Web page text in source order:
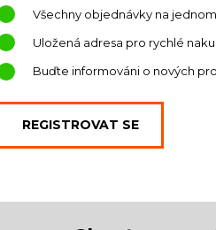
Všechny objednávky na
Uložená adresa pro rychlé
Buďte informováni o nových
REGISTROVAT SE